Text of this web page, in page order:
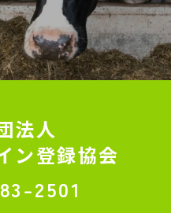
法人
ン登録協会
2501